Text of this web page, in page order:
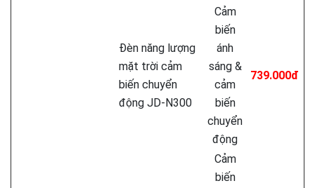
Đèn năng lượng
mặt trời cảm
biến chuyển
động JD-N300
Cảm
biến
ánh
sáng &
cảm
biến
chuyển
động
739.000đ
Cảm
biến